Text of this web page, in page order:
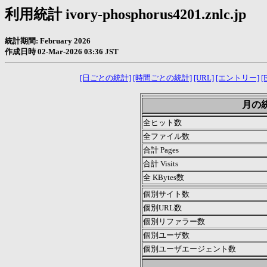
利用統計 ivory-phosphorus4201.znlc.jp
統計期間: February 2026
作成日時 02-Mar-2026 03:36 JST
[日ごとの統計] [時間ごとの統計] [URL] [エントリー]
月の
全ヒット数
全ファイル数
合計 Pages
合計 Visits
全 KBytes数
個別サイト数
個別URL数
個別リファラー数
個別ユーザ数
個別ユーザエージェント数